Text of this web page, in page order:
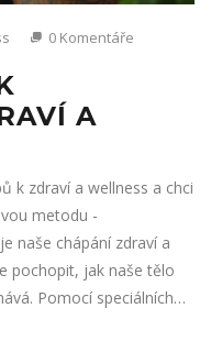
0 Komentáře
A
k zdraví a wellness a chci
metodu -
naše chápání zdraví a
pochopit, jak naše tělo
Pomocí speciálních